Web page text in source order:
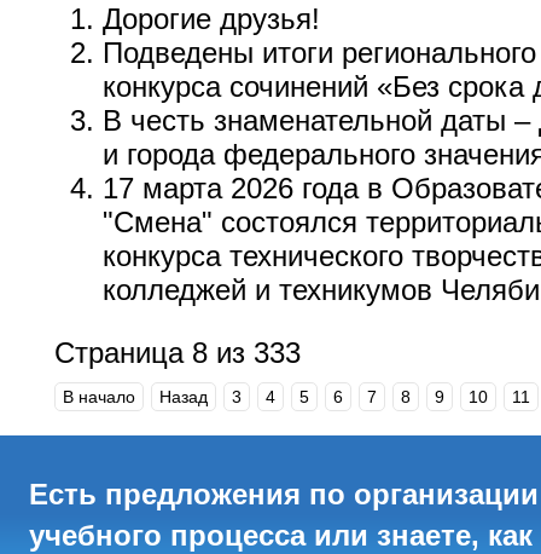
Дорогие друзья!
Подведены итоги
конкурса сочинений «Без срока
В честь знаменательной даты
и города федерального
17 марта 2026 года в
"Смена" состоялся
конкурса технического
колледжей и техникумов
Страница 8 из 333
В начало Назад 3 4 5 6 7 8 9 10 11
Есть предложения по организации
учебного процесса или знаете, как